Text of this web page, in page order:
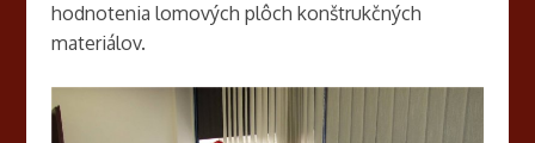
hodnotenia lomových plôch konštrukčných
materiálov.